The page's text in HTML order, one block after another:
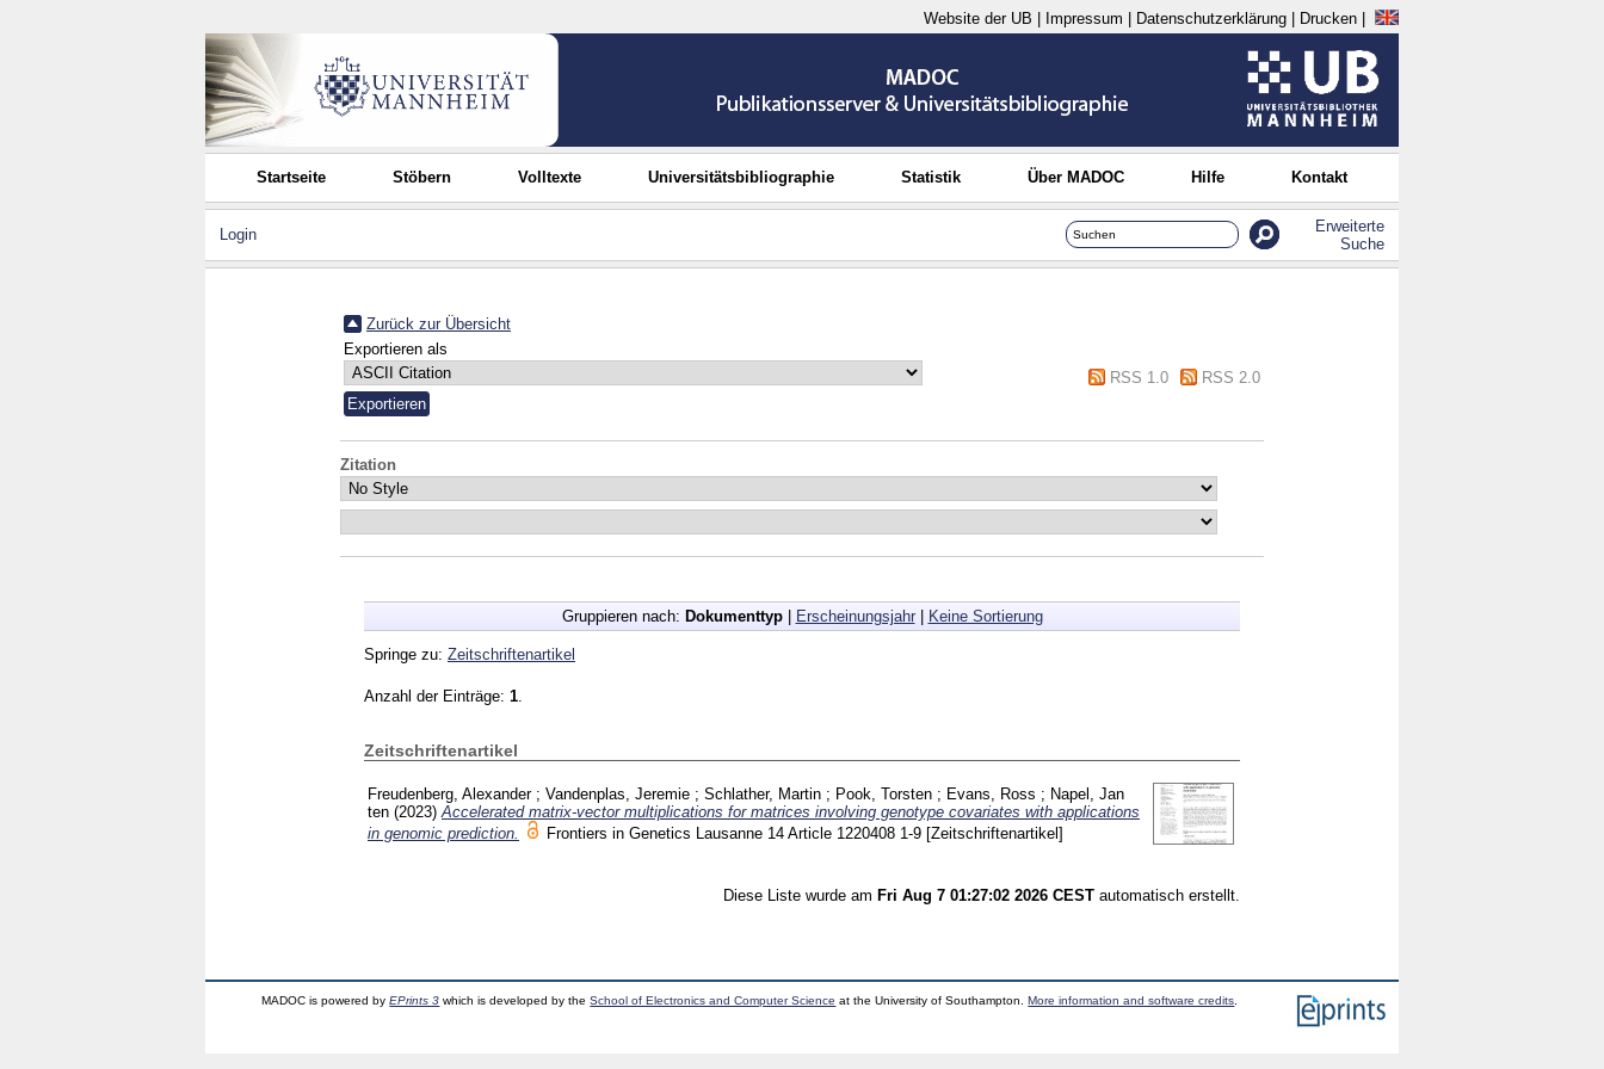
Website der UB Impressum Datenschutzerklärung Drucken
Startseite Stöbern Volltexte Universitätsbibliographie Statistik Über MADOC Hilfe Kontakt
Login
Erweiterte
Suche
Zurück zur Übersicht
Exportieren als
RSS 1.0
RSS 2.0
Zitation
Gruppieren nach: Dokumenttyp| Erscheinungsjahr| Keine Sortierung
Springe zu: Zeitschriftenartikel
Anzahl der Einträge: 1
Zeitschriftenartikel
Freudenberg, Alexander; Vandenplas, Jeremie ; Schlather, Martin ; Pook, Torsten ; Evans, Ross ; Napel, Jan
ten (2023) Accelerated matrix-vector multiplications for matrices involving genotype covariates with applications
in genomic prediction.
Frontiers in Genetics Lausanne 14 Article 1220408 1-9 [Zeitschriftenartikel]
Diese Liste wurde am Fri Aug 7 01:27:02 2026 CEST automatisch erstellt.
MADOC is powered byEPrints 3 which is developed by theSchool of Electronics and Computer Science at the University of Southampton.More information and software credits